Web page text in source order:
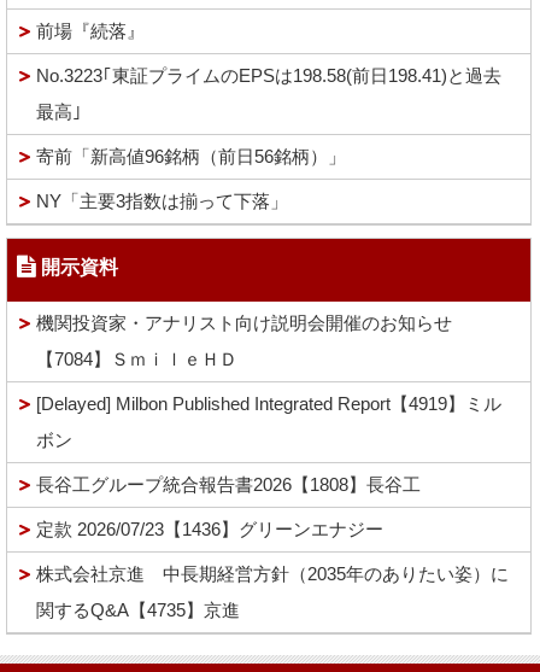
前場『続落』
No.3223｢東証プライムのEPSは198.58(前日198.41)と過去
最高｣
寄前「新高値96銘柄（前日56銘柄）」
NY「主要3指数は揃って下落」
開示資料
機関投資家・アナリスト向け説明会開催のお知らせ
【7084】ＳｍｉｌｅＨＤ
[Delayed] Milbon Published Integrated Report【4919】ミル
ボン
長谷工グループ統合報告書2026【1808】長谷工
定款 2026/07/23【1436】グリーンエナジー
株式会社京進 中長期経営方針（2035年のありたい姿）に
関するQ&A【4735】京進